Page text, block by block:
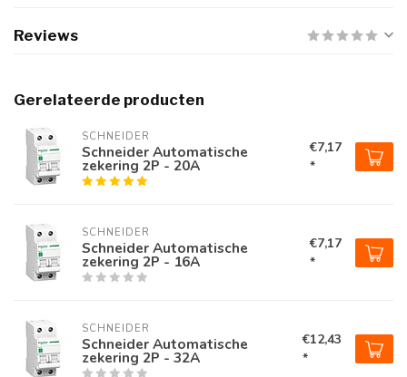
Reviews
Gerelateerde producten
SCHNEIDER
Schneider Automatische
zekering 2P - 20A
€7,17
*
SCHNEIDER
Schneider Automatische
zekering 2P - 16A
€7,17
*
SCHNEIDER
Schneider Automatische
zekering 2P - 32A
€12,43
*